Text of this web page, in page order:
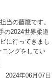
当の藤鷹です。
の2024世界柔道
に行ってきまし
ングをしてい
2024年06月07日